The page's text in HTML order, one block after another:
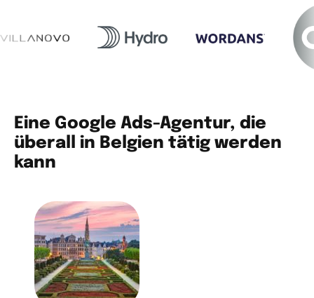
Eine Google Ads-Agentur, die
überall in Belgien tätig werden
kann